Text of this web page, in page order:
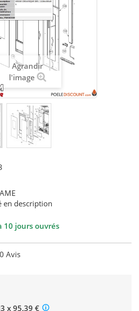
Agrandir
l'image
en description
10 jours ouvrés
0 Avis
3 x 95,39 €